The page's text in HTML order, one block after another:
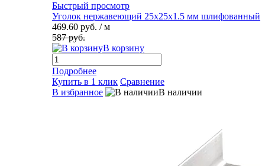
Быстрый просмотр
Уголок нержавеющий 25х25х1.5 мм шлифованный
469.60 руб. / м
587 руб.
В корзину
Подробнее
Купить в 1 клик Сравнение
В избранное
В наличии